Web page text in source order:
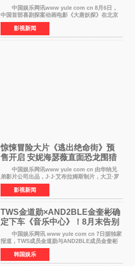
中国娱乐网讯www yule com cn 8月6日，
中国首部喜剧探案动画电影《大唐妖探》在北京
举办电影首映礼。导演程腾、联合导演黄珉、总
制片人曹紫建、制片人李莹莹，配音导演张喆，
对白指导程寅，领
影视新闻
惊悚冒险大片《逃出绝命街》预
售开启 安妮海瑟薇直面恐龙围猎
中国娱乐网讯www yule com cn 由华纳兄
弟影片公司出品，J·J·艾布拉姆斯制片，大卫·罗
伯特·米切尔执导，好莱坞巨星安妮·海瑟薇和伊万
·麦克格雷格领衔主演的2026暑期惊悚冒险大片
《逃出绝
影视新闻
TWS金道勋×AND2BLE金奎彬确
定下车《音乐中心》！8月末告别
MC席位
中国娱乐网讯 www yule com cn 7日据独家
报道，TWS成员金道勋与AND2BLE成员金奎彬
将于8月离开《音乐中心》MC的位置。 金道
勋与金奎彬于去年3月与H2H A-NA一起被选为
《音乐中心》MC，约1
韩国娱乐